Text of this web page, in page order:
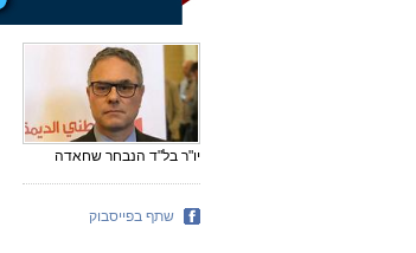
יו"ר בל"ד הנבחר שחאדה
שתף בפייסבוק